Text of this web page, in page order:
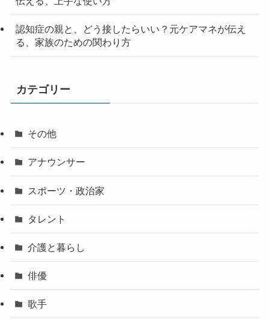
認知症の親と、どう接したらいい？元ケアマネが伝え
る、家族のための関わり方
カテゴリー
その他
アナウンサー
スポーツ・政治家
タレント
介護と暮らし
俳優
歌手